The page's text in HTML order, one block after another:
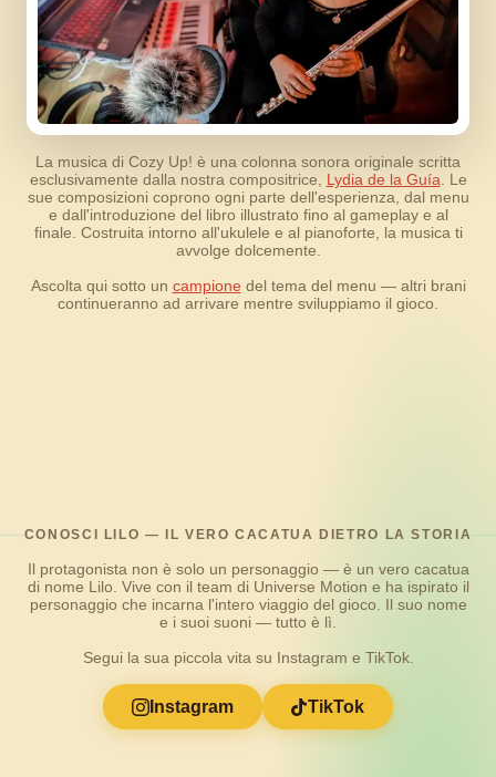
La musica di Cozy Up! è una colonna sonora originale scritta
esclusivamente dalla nostra compositrice, Lydia de la Guía . Le
sue composizioni coprono ogni parte dell'esperienza, dal menu
e dall'introduzione del libro illustrato fino al gameplay e al
finale. Costruita intorno all'ukulele e al pianoforte, la musica ti
avvolge dolcemente.
Ascolta qui sotto un campione del tema del menu — altri brani
continueranno ad arrivare mentre sviluppiamo il gioco.
CONOSCI LILO — IL VERO CACATUA DIETRO LA STORIA
Il protagonista non è solo un personaggio — è un vero cacatua
di nome Lilo. Vive con il team di Universe Motion e ha ispirato il
personaggio che incarna l'intero viaggio del gioco. Il suo nome
e i suoi suoni — tutto è lì.
Segui la sua piccola vita su Instagram e TikTok.
Instagram TikTok